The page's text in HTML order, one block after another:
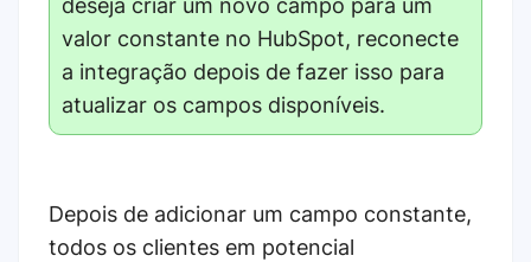
deseja criar um novo campo para um
valor constante no HubSpot, reconecte
a integração depois de fazer isso para
atualizar os campos disponíveis.
Depois de adicionar um campo constante,
todos os clientes em potencial